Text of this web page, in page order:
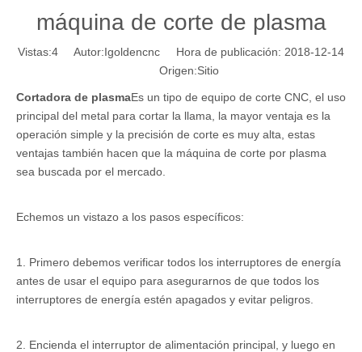
máquina de corte de plasma
Vistas:4 Autor:Igoldencnc Hora de publicación: 2018-12-14
Origen:Sitio
Cortadora de plasmaEs un tipo de equipo de corte CNC, el uso
principal del metal para cortar la llama, la mayor ventaja es la
operación simple y la precisión de corte es muy alta, estas
ventajas también hacen que la máquina de corte por plasma
sea buscada por el mercado.
Echemos un vistazo a los pasos específicos:
1. Primero debemos verificar todos los interruptores de energía
antes de usar el equipo para asegurarnos de que todos los
interruptores de energía estén apagados y evitar peligros.
2. Encienda el interruptor de alimentación principal, y luego en